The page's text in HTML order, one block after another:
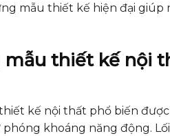
mẫu thiết kế hiện đại giúp
thiết kế nội
kế nội thất phổ biến
khoáng năng động.